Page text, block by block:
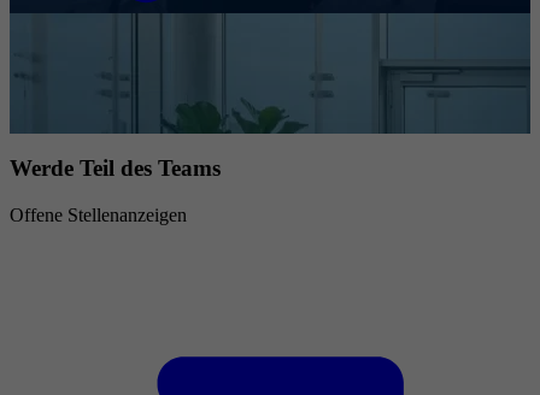
Werde Teil des Teams
Offene Stellenanzeigen